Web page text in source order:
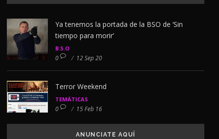
Ya tenemos la portada de la BSO de ‘Sin
tiempo para morir’
B.S.O
0 / 12 Sep 20
Terror Weekend
TEMÁTICAS
0 / 15 Feb 16
ANUNCIATE AQUÍ